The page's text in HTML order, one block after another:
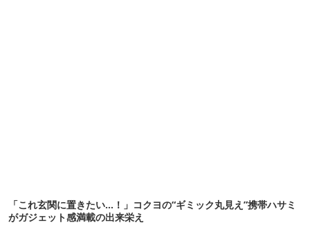
「これ玄関に置きたい…！」コクヨの“ギミック丸見え”携帯ハサミ
がガジェット感満載の出来栄え